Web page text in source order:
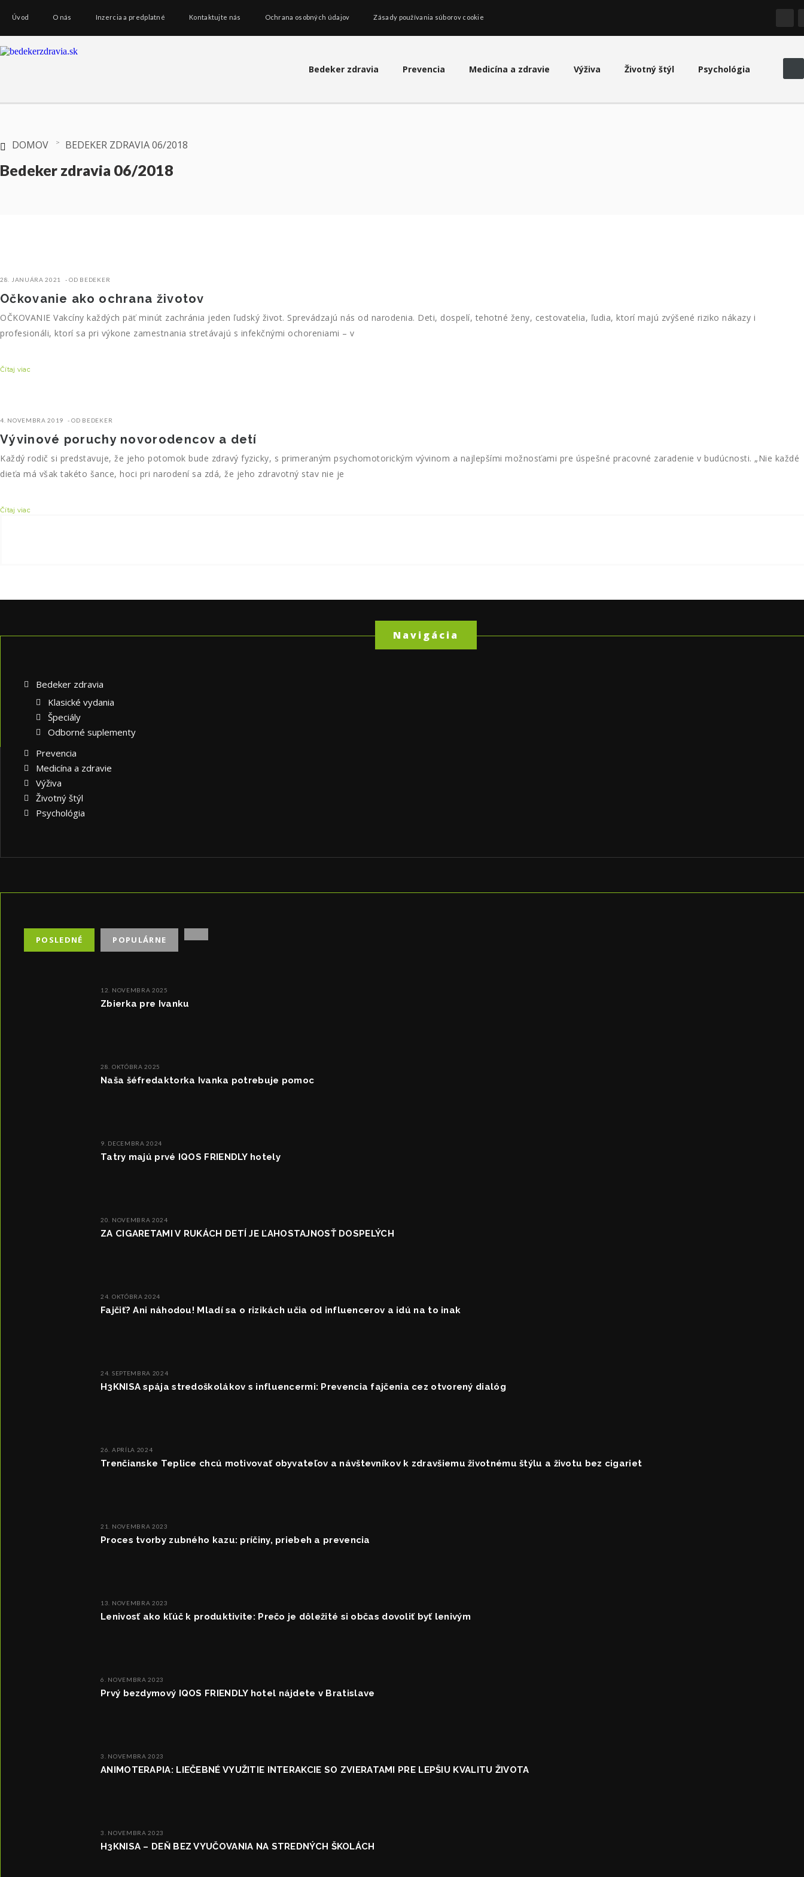
Úvod O nás Inzercia a predplatné Kontaktujte nás Ochrana osobných údajov Zásady používania súborov cookie
Bedeker zdravia Prevencia Medicína a zdravie Výživa Životný štýl Psychológia
DOMOV BEDEKER ZDRAVIA 06/2018
Bedeker zdravia 06/2018
28. JANUÁRA 2021 OD BEDEKER
Očkovanie ako ochrana životov
OČKOVANIE Vakcíny každých päť minút zachránia jeden ľudský život. Sprevádzajú nás od narodenia. Deti, dospelí, tehotné ženy, cestovatelia, ľudia, ktorí majú zvýšené riziko nákazy i
profesionáli, ktorí sa pri výkone zamestnania stretávajú s infekčnými ochoreniami – v
Čítaj viac
4. NOVEMBRA 2019 OD BEDEKER
Vývinové poruchy novorodencov a detí
Každý rodič si predstavuje, že jeho potomok bude zdravý fyzicky, s primeraným psychomotorickým vývinom a najlepšími možnosťami pre úspešné pracovné zaradenie v budúcnosti. „Nie každé
dieťa má však takéto šance, hoci pri narodení sa zdá, že jeho zdravotný stav nie je
Čítaj viac
Navigácia
Bedeker zdravia
Klasické vydania
Špeciály
Odborné suplementy
Prevencia
Medicína a zdravie
Výživa
Životný štýl
Psychológia
POSLEDNÉ POPULÁRNE
12. NOVEMBRA 2025
Zbierka pre Ivanku
28. OKTÓBRA 2025
Naša šéfredaktorka Ivanka potrebuje pomoc
9. DECEMBRA 2024
Tatry majú prvé IQOS FRIENDLY hotely
20. NOVEMBRA 2024
ZA CIGARETAMI V RUKÁCH DETÍ JE ĽAHOSTAJNOSŤ DOSPELÝCH
24. OKTÓBRA 2024
Fajčiť? Ani náhodou! Mladí sa o rizikách učia od influencerov a idú na to inak
24. SEPTEMBRA 2024
H3KNISA spája stredoškolákov s influencermi: Prevencia fajčenia cez otvorený dialóg
26. APRÍLA 2024
Trenčianske Teplice chcú motivovať obyvateľov a návštevníkov k zdravšiemu životnému štýlu a životu bez cigariet
21. NOVEMBRA 2023
Proces tvorby zubného kazu: príčiny, priebeh a prevencia
13. NOVEMBRA 2023
Lenivosť ako kľúč k produktivite: Prečo je dôležité si občas dovoliť byť lenivým
6. NOVEMBRA 2023
Prvý bezdymový IQOS FRIENDLY hotel nájdete v Bratislave
3. NOVEMBRA 2023
ANIMOTERAPIA: LIEČEBNÉ VYUŽITIE INTERAKCIE SO ZVIERATAMI PRE LEPŠIU KVALITU ŽIVOTA
3. NOVEMBRA 2023
H3KNISA – DEŇ BEZ VYUČOVANIA NA STREDNÝCH ŠKOLÁCH